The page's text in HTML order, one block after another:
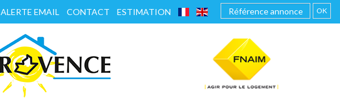
FRANÇAISENGLISH
ALERTE EMAIL CONTACT ESTIMATION OK